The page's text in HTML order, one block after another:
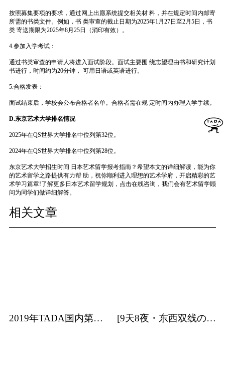
按照募集要项的要求，通过网上出愿系统提交相关材 料，并在规定时间内邮寄
所需的书类文件。例如，书 类审查的截止日期为2025年1月27日至2月5日，书
类 寄送期限为2025年8月25日（消印有效）。
4.参加入学考试：
通过书类审查的申请人将进入面试阶段。面试主要围 绕志望理由书和研究计划
书进行，时间约为20分钟， 可用日语或英语进行。
5.合格发表：
面试结束后，学校会公布合格者名单。合格者需在规 定时间内办理入学手续。
D.东京艺术大学排名情况
2025年在QS世界大学排名中位列第32位。
2024年在QS世界大学排名中位列第28位。
东京艺术大学招生时间 日本艺术留学报考指南？希望本文的详细解读，能为你
的艺术留学之路提供有力帮 助，祝你顺利进入理想的艺术学府，开启精彩的艺
术学习篇章!了解更多日本艺术留学规划，点击在线咨询，我们会有艺术留学顾
问为同学们做详细解答。
相关文章
2019年TADA国内第一站日本艺术专业考学分享会 [9天8夜・东西双线の关东] | 日本建筑・特展・温泉・森林游学招募中！